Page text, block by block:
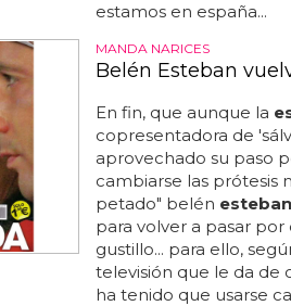
estamos en españa...
MANDA NARICES
Belén Esteban
En fin, que aunque la
copresentadora de
aprovechado su paso
cambiarse las prótesis
petado" belén esteban
para volver a pasar
gustillo... para ello,
televisión que le da de
ha tenido que usarse